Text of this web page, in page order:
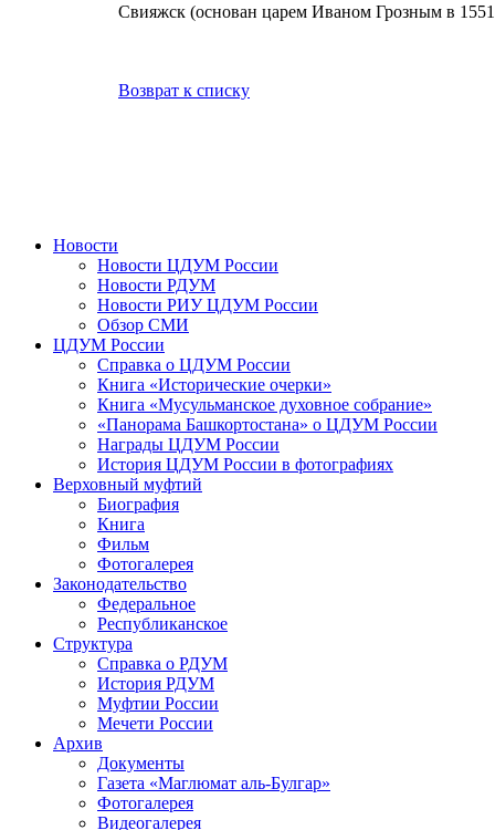
Свияжск (основан царем Иваном Грозным в
Возврат к списку
Новости
Новости ЦДУМ России
Новости РДУМ
Новости РИУ ЦДУМ России
Обзор СМИ
ЦДУМ России
Справка о ЦДУМ России
Книга «Исторические очерки»
Книга «Мусульманское духовное собрание»
«Панорама Башкортостана» о ЦДУМ России
Награды ЦДУМ России
История ЦДУМ России в фотографиях
Верховный муфтий
Биография
Книга
Фильм
Фотогалерея
Законодательство
Федеральное
Республиканское
Структура
Справка о РДУМ
История РДУМ
Муфтии России
Мечети России
Архив
Документы
Газета «Маглюмат аль-Булгар»
Фотогалерея
Видеогалерея